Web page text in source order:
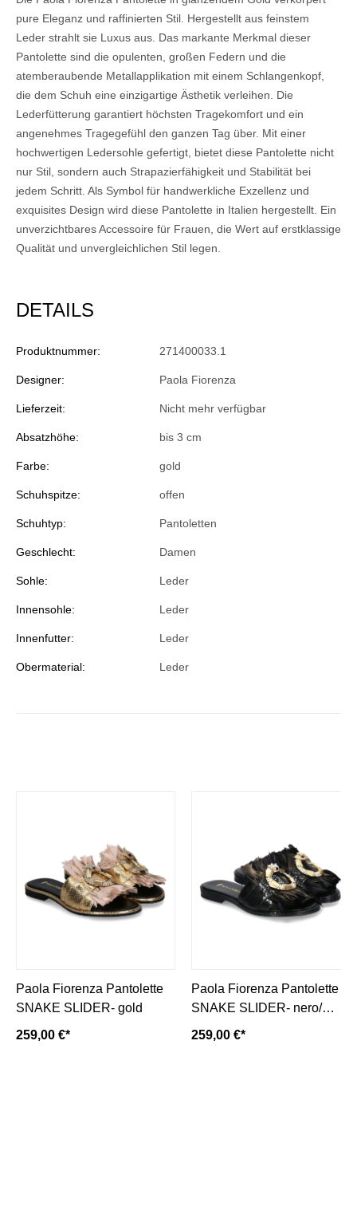
pure Eleganz und raffinierten Stil. Hergestellt aus feinstem
Leder strahlt sie Luxus aus. Das markante Merkmal dieser
Pantolette sind die opulenten, großen Federn und die
atemberaubende Metallapplikation mit einem Schlangenkopf,
die dem Schuh eine einzigartige Ästhetik verleihen. Die
Lederfütterung garantiert höchsten Tragekomfort und ein
angenehmes Tragegefühl den ganzen Tag über. Mit einer
hochwertigen Ledersohle gefertigt, bietet diese Pantolette nicht
nur Stil, sondern auch Strapazierfähigkeit und Stabilität bei
jedem Schritt. Als Symbol für handwerkliche Exzellenz und
exquisites Design wird diese Pantolette in Italien hergestellt. Ein
unverzichtbares Accessoire für Frauen, die Wert auf erstklassige
Qualität und unvergleichlichen Stil legen.
DETAILS
Produktnummer: 271400033.1
Designer: Paola Fiorenza
Lieferzeit: Nicht mehr verfügbar
Absatzhöhe: bis 3 cm
Farbe: gold
Schuhspitze: offen
Schuhtyp: Pantoletten
Geschlecht: Damen
Sohle: Leder
Innensohle: Leder
Innenfutter: Leder
Obermaterial: Leder
Paola Fiorenza Pantolette
SNAKE SLIDER- gold
259,00 €*
Paola Fiorenza Pantolette
SNAKE SLIDER- nero/
schwarz
259,00 €*